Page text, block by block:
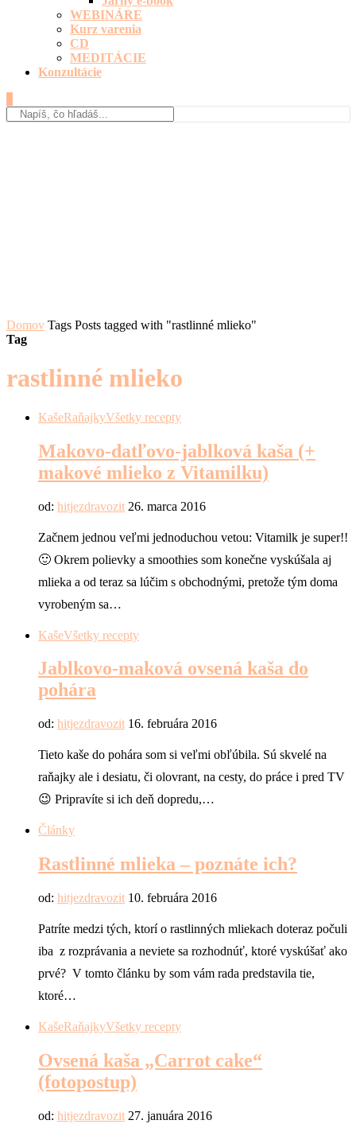
WEBINÁRE
Kurz varenia
CD
MEDITÁCIE
Konzultácie
Domov Tags Posts tagged with "rastlinné mlieko"
Tag
rastlinné mlieko
KašeRaňajkyVšetky recepty
Makovo-datľovo-jablková kaša (+
makové mlieko z Vitamilku)
od: hitjezdravozit 26. marca 2016
Začnem jednou veľmi jednoduchou vetou: Vitamilk je super!!
🙂 Okrem polievky a smoothies som konečne vyskúšala aj
mlieka a od teraz sa lúčim s obchodnými, pretože tým doma
vyrobeným sa…
KašeVšetky recepty
Jablkovo-maková ovsená kaša do
pohára
od: hitjezdravozit 16. februára 2016
Tieto kaše do pohára som si veľmi obľúbila. Sú skvelé na
raňajky ale i desiatu, či olovrant, na cesty, do práce i pred TV
😉 Pripravíte si ich deň dopredu,…
Články
Rastlinné mlieka – poznáte ich?
od: hitjezdravozit 10. februára 2016
Patríte medzi tých, ktorí o rastlinných mliekach doteraz počuli
iba z rozprávania a neviete sa rozhodnúť, ktoré vyskúšať ako
prvé? V tomto článku by som vám rada predstavila tie,
ktoré…
KašeRaňajkyVšetky recepty
Ovsená kaša „Carrot cake“
(fotopostup)
od: hitjezdravozit 27. januára 2016